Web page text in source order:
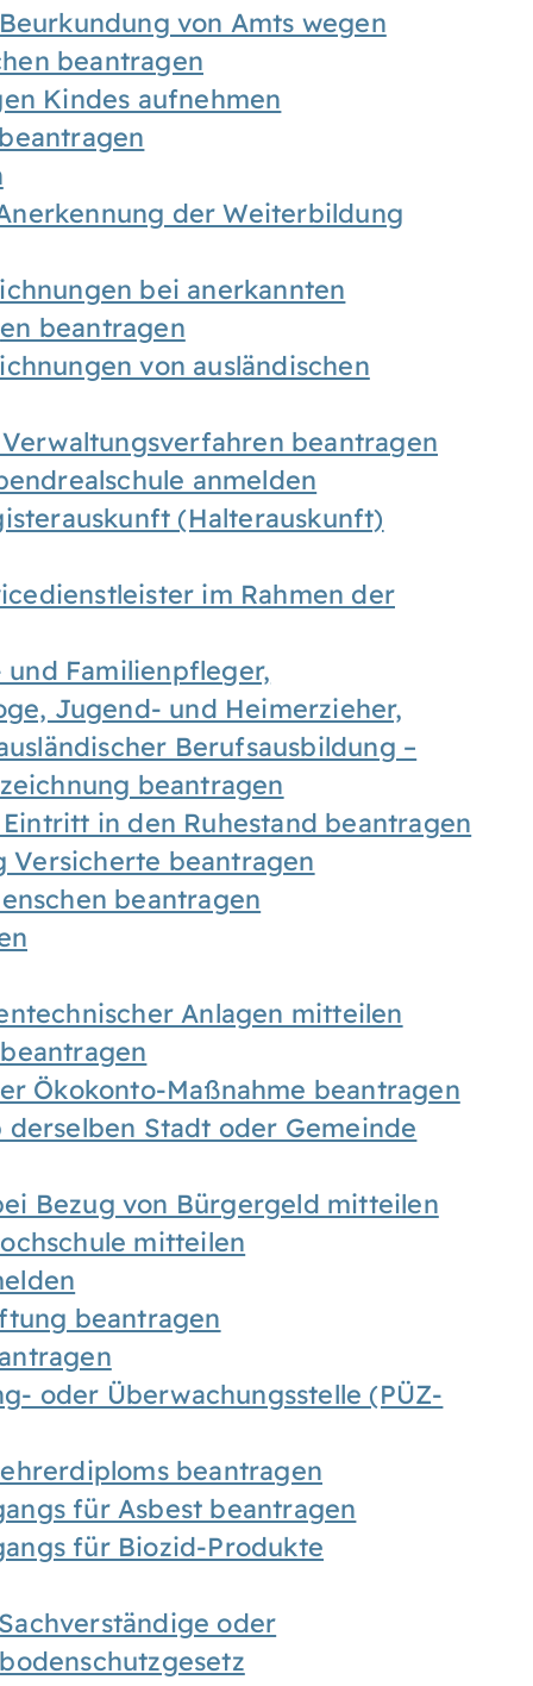
von Amts wegen
beantragen
Kindes aufnehmen
der Weiterbildung
bei anerkannten
beantragen
von ausländischen
beantragen
anmelden
(Halterauskunft)
im Rahmen der
Familienpfleger,
Jugend- und Heimerzieher,
Berufsausbildung –
beantragen
in den Ruhestand beantragen
Versicherte beantragen
beantragen
Anlagen mitteilen
Ökokonto-Maßnahme beantragen
Stadt oder Gemeinde
Bezug von Bürgergeld mitteilen
mitteilen
beantragen
oder Überwachungsstelle (PÜZ-
beantragen
für Asbest beantragen
für Biozid-Produkte
oder